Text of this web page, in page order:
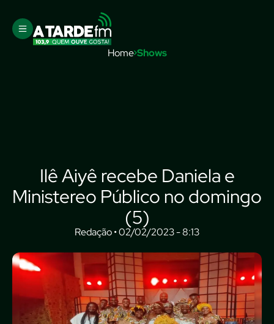
Home Shows
Ilê Aiyê recebe Daniela e
Ministereo Público no domingo
(5)
Redação • 02/02/2023 - 8:13